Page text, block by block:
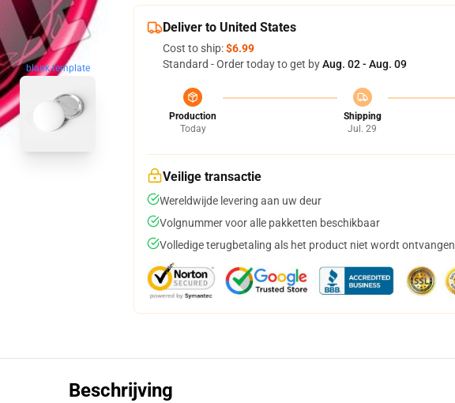
blank template
Deliver to United States
Cost to ship:$6.99
Standard - Order today to get byAug. 02 - Aug. 09
Production
Today
Shipping
Jul. 29
Veilige transactie
Wereldwijde levering aan uw deur
Volgnummer voor alle pakketten beschikbaar
Volledige terugbetaling als het product niet wordt ontvangen
Beschrijving